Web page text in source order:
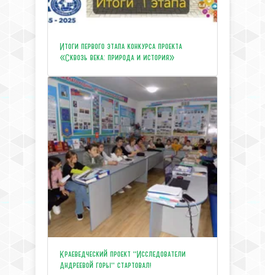
Итоги первого этапа конкурса проекта
«Сквозь века: природа и история»
Краеведческий проект "Исследователи
Андреевой горы" стартовал!